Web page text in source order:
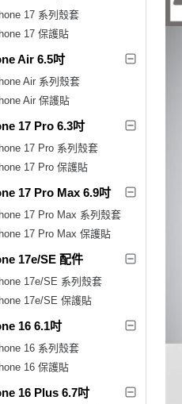
17 系列殼套
17 保護貼
Air 6.5吋
Air 系列殼套
Air 保護貼
17 Pro 6.3吋
17 Pro 系列殼套
17 Pro 保護貼
17 Pro Max 6.9吋
17 Pro Max 系列殼套
17 Pro Max 保護貼
17e/SE 配件
17e/SE 系列殼套
17e/SE 保護貼
16 6.1吋
16 系列殼套
16 保護貼
16 Plus 6.7吋